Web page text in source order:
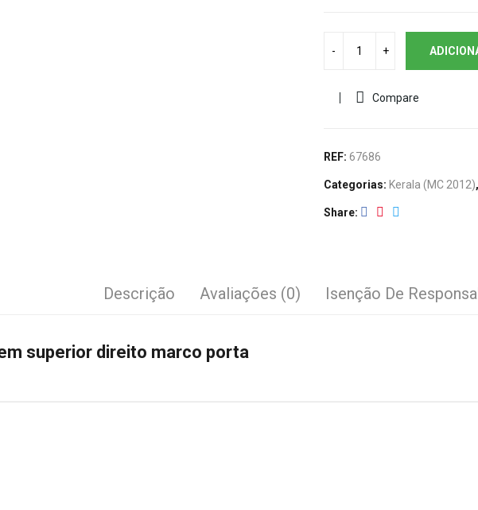
Compare
REF: 67686
Categorias: Kerala (MC 2012),
Share
Descrição Avaliações (0) Isenção De
superior direito marco porta